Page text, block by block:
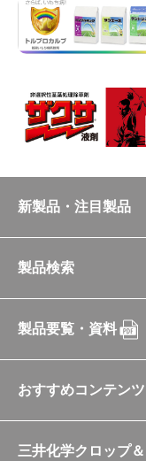
新製品・注目製品
製品検索
製品要覧・資料
おすすめコンテンツ
三井化学クロップ